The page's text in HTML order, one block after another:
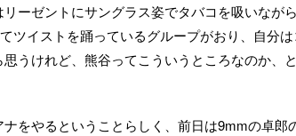
ーゼントにサングラス姿でタバコを吸いながら
ツイストを踊っているグループがおり、自分は
うけれど、熊谷ってこういうところなのか、と
をやるということらしく、前日は9mmの卓郎